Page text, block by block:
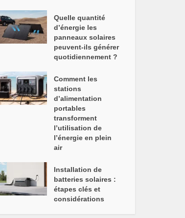
Quelle quantité
d’énergie les
panneaux solaires
peuvent-ils générer
quotidiennement ?
Comment les
stations
d’alimentation
portables
transforment
l’utilisation de
l’énergie en plein
air
Installation de
batteries solaires :
étapes clés et
considérations